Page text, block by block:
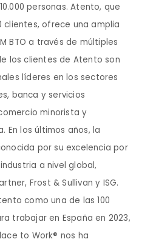
personas. Atento, que
ofrece una amplia
BTO a través de múltiples
los clientes de Atento son
líderes en los sectores
banca y servicios
minorista y
En los últimos años, la
por su excelencia por
a nivel global,
Frost & Sullivan y ISG.
como una de las 100
trabajar en España en 2023,
to Work® nos ha